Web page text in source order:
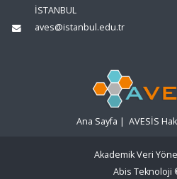
İSTANBUL
aves@istanbul.edu.tr
Ana Sayfa | AVESİS
Akademik Veri
Abis Teknoloji